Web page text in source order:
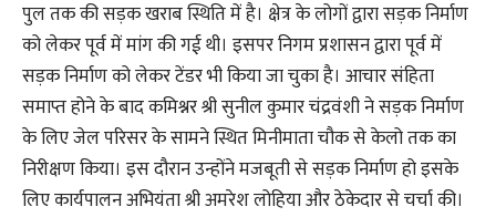
पुल तक की सड़क खराब स्थिति में है। क्षेत्र के लोगों द्वारा सड़क निर्माण
को लेकर पूर्व में मांग की गई थी। इसपर निगम प्रशासन द्वारा पूर्व में
सड़क निर्माण को लेकर टेंडर भी किया जा चुका है। आचार संहिता
समाप्त होने के बाद कमिश्नर श्री सुनील कुमार चंद्रवंशी ने सड़क निर्माण
के लिए जेल परिसर के सामने स्थित मिनीमाता चौक से केलो तक का
निरीक्षण किया। इस दौरान उन्होंने मजबूती से सड़क निर्माण हो इसके
लिए कार्यपालन अभियंता श्री अमरेश लोहिया और ठेकेदार से चर्चा की।